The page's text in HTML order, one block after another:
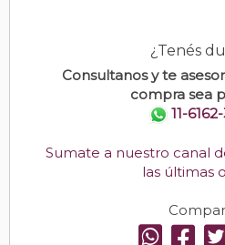
¿Tenés
Consultanos y te
compra sea
11-
Sumate a nuestro canal
las últimas